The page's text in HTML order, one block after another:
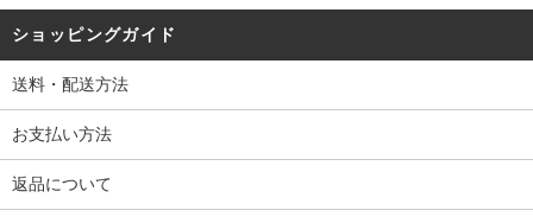
ショッピングガイド
送料・配送方法
お支払い方法
返品について